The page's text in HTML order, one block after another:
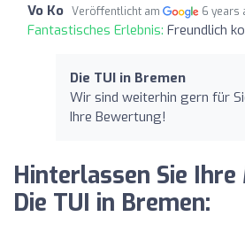
Vo Ko Veröffentlicht am 6 years
Fantastisches Erlebnis: Freundlich
Die TUI in Bremen
Wir sind weiterhin gern für
Ihre Bewertung!
Hinterlassen Sie Ihre
Die TUI in Bremen: